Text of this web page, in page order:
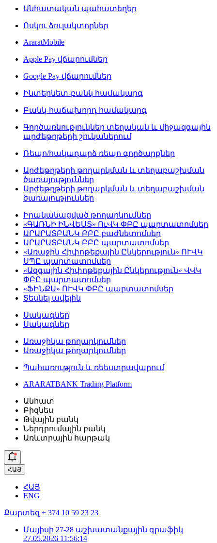
Անհատական պահատեղեր
Ոսկու ձուլակտորներ
AraratMobile
Apple Pay վճարումներ
Google Pay վճարումներ
Ինտերնետ-բանկ համակարգ
Բանկ-հաճախորդ համակարգ
Գործառնություններ տեղական և միջազգային
արժեթղթերի շուկաներում
Ռեպո/հակադարձ ռեպո գործարքներ
Արժեթղթերի թողարկման և տեղաբաշխման
ծառայություններ
Արժեթղթերի թողարկման և տեղաբաշխման
ծառայություններ
Իրականացված թողարկումներ
«ԳԱՌՆԻ ԻՆՎԵՍՏ» ՈւՎԿ ՓԲԸ պարտատոմսեր
ԱՐԱՐԱՏԲԱՆԿ ԲԲԸ բաժնետոմսեր
ԱՐԱՐԱՏԲԱՆԿ ԲԲԸ պարտատոմսեր
«Առաջին Հիփոթեքային Ընկերություն» ՈՒՎԿ
ՍՊԸ պարտատոմսեր
«Ազգային Հիփոթեքային Ընկերություն» ՎՎԿ
ՓԲԸ պարտատոմսեր
«ՖԻՆՔԱ» ՈՒՎԿ ՓԲԸ պարտատոմսեր
Տեսնել ավելին
Սակագներ
Սակագներ
Առաջիկա թողարկումներ
Առաջիկա թողարկումներ
Պահառություն և ռեեստրավարում
ARARATBANK Trading Platform
Անհատ
Բիզնես
Թվային բանկ
Ներդրումային բանկ
Առևտրային հարթակ
ՀԱՅ
ՀԱՅ
ENG
Քարտեզ + 374 10 59 23 23
Մայիսի 27-28 աշխատանքային գրաֆիկ
27.05.2026 11:56:14